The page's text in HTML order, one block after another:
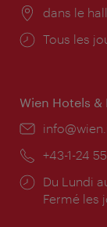
Lieu:
dans le
Horaires
Tous les
Wien Hotels &
E-
Téléphone:
+43-1-24
Horaires
Du Lundi
Fermé les